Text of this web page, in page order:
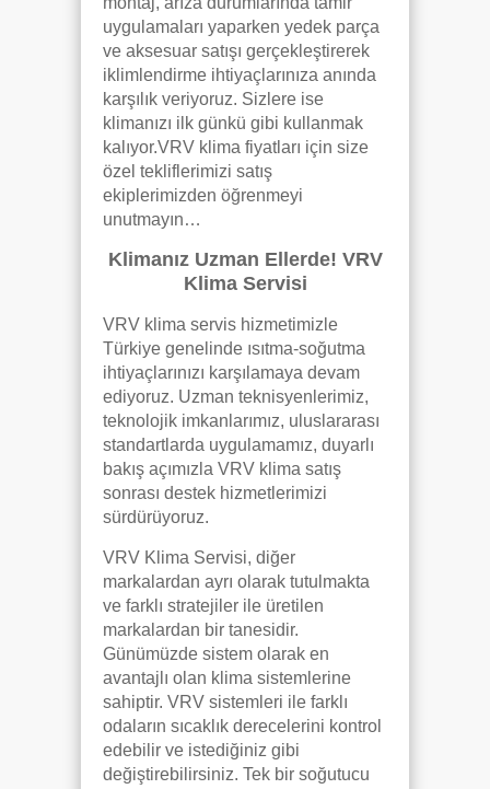
uygulamaları yaparken yedek parça
ve aksesuar satışı gerçekleştirerek
iklimlendirme ihtiyaçlarınıza anında
karşılık veriyoruz. Sizlere ise
klimanızı ilk günkü gibi kullanmak
kalıyor.VRV klima fiyatları için size
özel tekliflerimizi satış
ekiplerimizden öğrenmeyi
unutmayın…
Klimanız Uzman Ellerde! VRV
Klima Servisi
VRV klima servis hizmetimizle
Türkiye genelinde ısıtma-soğutma
ihtiyaçlarınızı karşılamaya devam
ediyoruz. Uzman teknisyenlerimiz,
teknolojik imkanlarımız, uluslararası
standartlarda uygulamamız, duyarlı
bakış açımızla VRV klima satış
sonrası destek hizmetlerimizi
sürdürüyoruz.
VRV Klima Servisi, diğer
markalardan ayrı olarak tutulmakta
ve farklı stratejiler ile üretilen
markalardan bir tanesidir.
Günümüzde sistem olarak en
avantajlı olan klima sistemlerine
sahiptir. VRV sistemleri ile farklı
odaların sıcaklık derecelerini kontrol
edebilir ve istediğiniz gibi
değiştirebilirsiniz. Tek bir soğutucu